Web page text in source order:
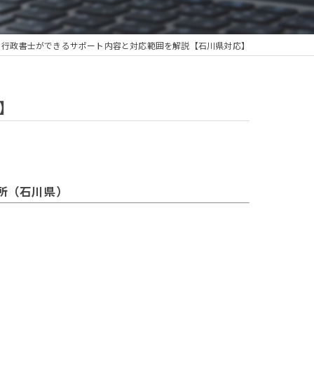
政書士ができるサポート内容と対応範囲を解説【石川県対応】
石川県）